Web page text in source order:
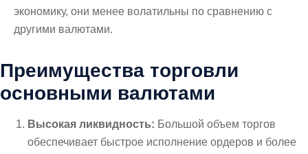
экономику, они менее волатильны по сравнению с
другими валютами.
Преимущества торговли
основными валютами
Высокая ликвидность: Большой объем торгов
обеспечивает быстрое исполнение ордеров и более